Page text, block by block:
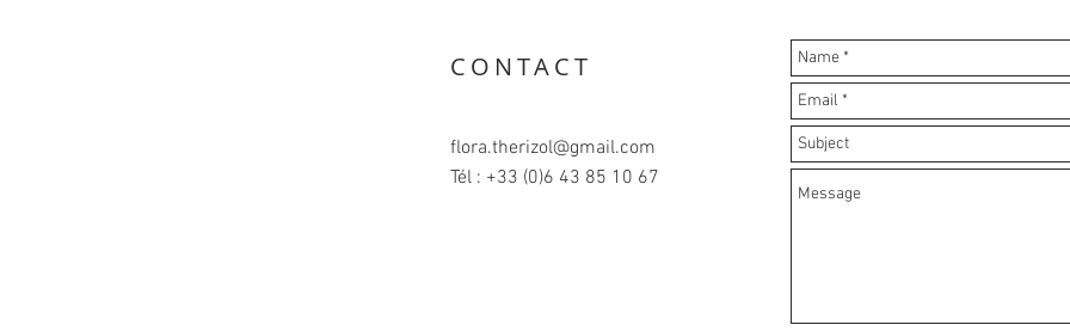
CONTACT
flora.therizol@gmail.com
Tél : +33 (0)6 43 85 10 67